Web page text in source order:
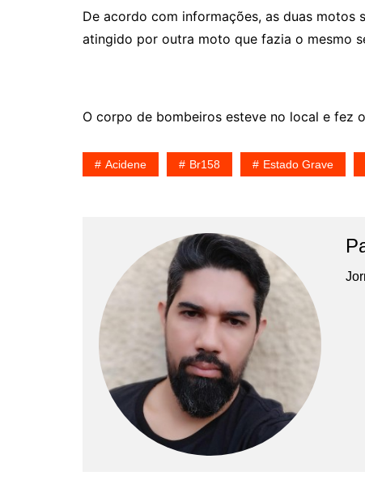
De acordo com informações, as duas
atingido por outra moto que fazia o mesmo
O corpo de bombeiros esteve no local e fez
Acidene Br158 Estado Grave